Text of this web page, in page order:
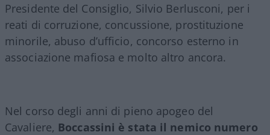
Presidente del Consiglio, Silvio Berlusconi, per i
reati di corruzione, concussione, prostituzione
minorile, abuso d’ufficio, concorso esterno in
associazione mafiosa e molto altro ancora.
Nel corso degli anni di pieno apogeo del
Cavaliere, Boccassini è stata il nemico numero